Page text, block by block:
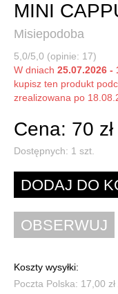
MINI
Misiepodoba
5,0/5,0 (opinie: 17)
W dniach 25.07.2026 -
kupisz ten produkt
zrealizowana po
Cena: 70 zł
Dostępnych: 1 szt.
Koszty wysyłki:
Poczta Polska: 17,00 zł